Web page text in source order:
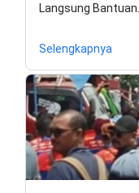
Langsung Bantuan…
Selengkapnya